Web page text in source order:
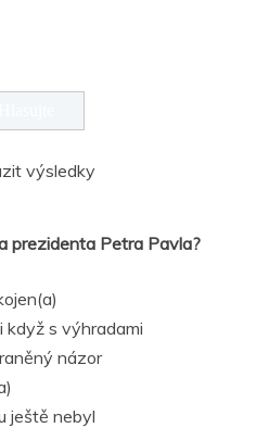
výsledky
prezidenta Petra Pavla?
když s výhradami
názor
ještě nebyl